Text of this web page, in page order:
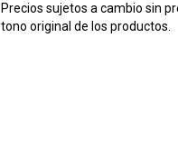
Precios sujetos a cambio sin
tono original de los productos.